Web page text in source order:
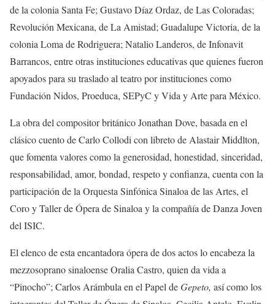
de la colonia Santa Fe; Gustavo Díaz Ordaz, de Las Coloradas;
Revolución Mexicana, de La Amistad; Guadalupe Victoria, de la
colonia Loma de Rodriguera; Natalio Landeros, de Infonavit
Barrancos, entre otras instituciones educativas que quienes fueron
apoyados para su traslado al teatro por instituciones como
Fundación Nidos, Proeduca, SEPyC y Vida y Arte para México.
La obra del compositor británico Jonathan Dove, basada en el
clásico cuento de Carlo Collodi con libreto de Alastair Middlton,
que fomenta valores como la generosidad, honestidad, sinceridad,
responsabilidad, amor, bondad, respeto y confianza, cuenta con la
participación de la Orquesta Sinfónica Sinaloa de las Artes, el
Coro y Taller de Ópera de Sinaloa y la compañía de Danza Joven
del ISIC.
El elenco de esta encantadora ópera de dos actos lo encabeza la
mezzosoprano sinaloense Oralia Castro, quien da vida a
“Pinocho”; Carlos Arámbula en el Papel deGepeto, así como los